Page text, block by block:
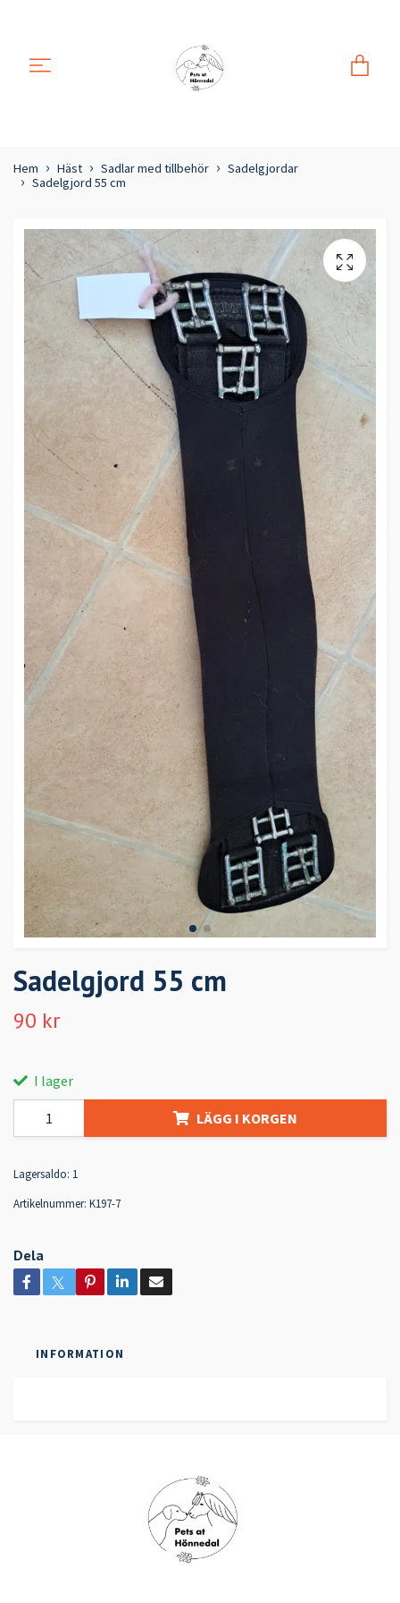
Hem Häst Sadlar med tillbehör
Sadelgjordar
Sadelgjord 55 cm
Sadelgjord 55 cm
90 kr
I lager
LÄGG I KORGEN
Lagersaldo: 1
Artikelnummer: K197-7
Dela
INFORMATION